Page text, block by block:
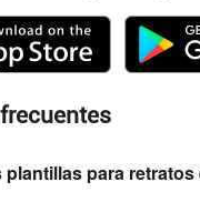
para retratos